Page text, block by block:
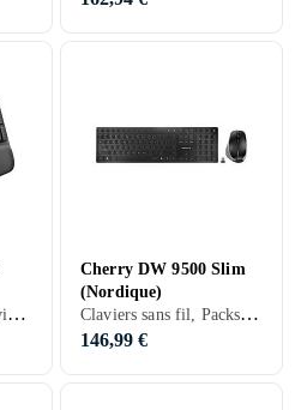
Claviers sans fil, Claviers ergonomiques, Membran, Français, PC, Mac, Ergonomiquement
Cherry DW 9500 Slim
(Nordique)
Claviers sans fil, Packs clavier et souris, Claviers ergonomiques, Scissor switch , Nordique, Ergonomiquement
146,99 €